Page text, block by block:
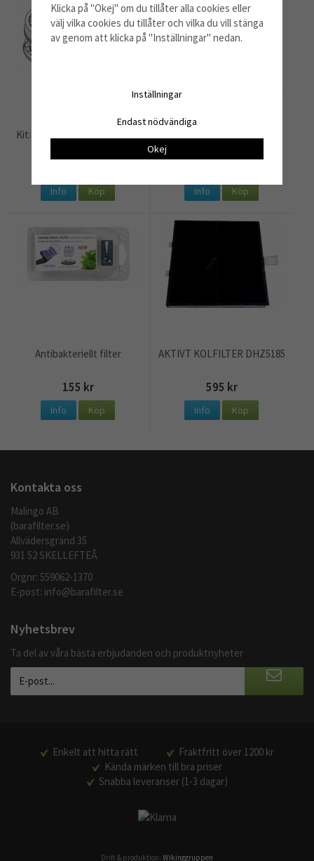
Kit: Polyesterfilter komplett
Info Köp Info Köp
Antibakteriellt filter
155 kr
Info Köp
AKTIVT KOLFILTER DHZ5185
595 kr
Info Köp
Kontakta oss
Malingo AB
(barafilter.se)
Allvädersgränd 35
931 52 SKELLEFTEÅ
Orgnr: 559062-1370
E-post: info@barafilter.se
Nyhetsbrev
Ta del av våra bästa erbjudanden och produktnyheter
Enkelt att hitta rätt
Fraktfritt över 1200 kr
Kända märken till bra priser
Snabba leveranser (1-3 dagar)
Drift & produktion: Wikinggruppen
Klicka på "Okej" om du tillåter alla cookies eller
välj vilka cookies du tillåter och vilka du vill stänga
av genom att klicka på "Inställningar" nedan.
Inställningar
Endast nödvändiga
Okej